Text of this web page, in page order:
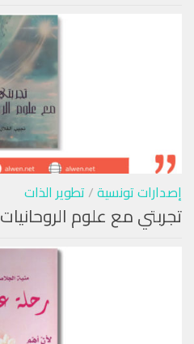
إصدارات تونسية/ تطوير الذات
تجربتي مع علوم الروحانيات